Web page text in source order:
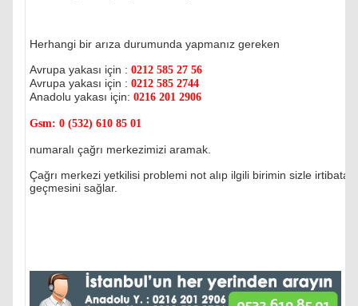
Herhangi bir arıza durumunda yapmanız gereken
Avrupa yakası için : 0212 585 27 56
Avrupa yakası için : 0212 585 2744
Anadolu yakası için: 0216 201 2906
Gsm: 0 (532) 610 85 01
numaralı çağrı merkezimizi aramak.
Çağrı merkezi yetkilisi problemi not alıp ilgili birimin sizle irtibata
geçmesini sağlar.